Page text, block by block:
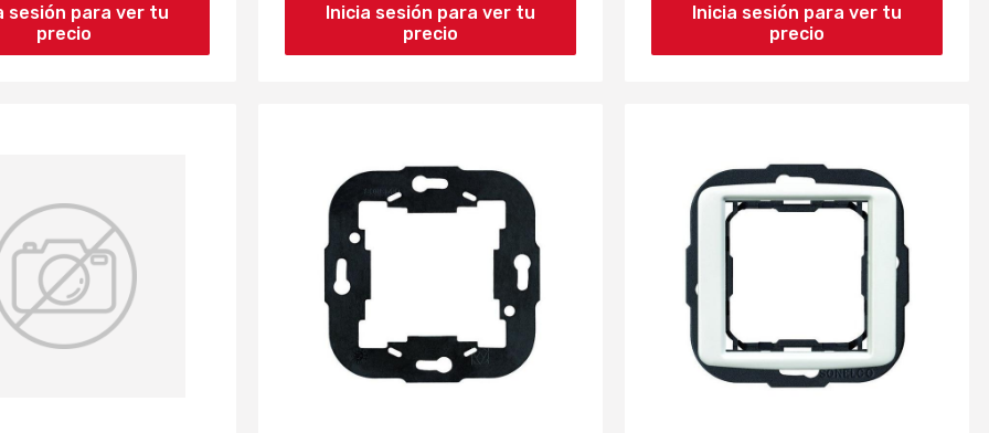
sesión para ver tu
precio
Inicia sesión para ver tu
precio
Inicia sesión para ver tu
precio